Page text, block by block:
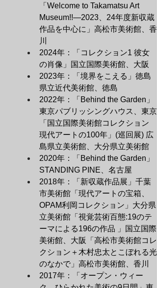
「Welcome to Takamatsu Art
Museum!!―2023、24年度新収蔵
作品を中心に」高松市美術館、香
川
2024年：「コレクション1 彼女
の肖像」国立国際美術館、大阪
2023年：「境界をこえる」徳島
県立近代美術館、徳島
2022年：「Behind the Garden」
東京パブリッシングハウス、東京
「国立国際美術館コレクション
現代アートの100年」(巡回展) 広
島県立美術館、大分県立美術館
2020年：「Behind the Garden」
STANDING PINE、名古屋
2018年：「新収蔵作品展」千葉
市美術館「現代アートの宝箱、
OPAM利岡コレクション」大分県
立美術館「視覚芸術百態:19のテ
ーマによる196の作品 」国立国際
美術館、大阪「高松市美術館コレ
クション＋木村忠太とこぼれる光
のなかで」高松市美術館、香川
2017年：「オープン・ウィー